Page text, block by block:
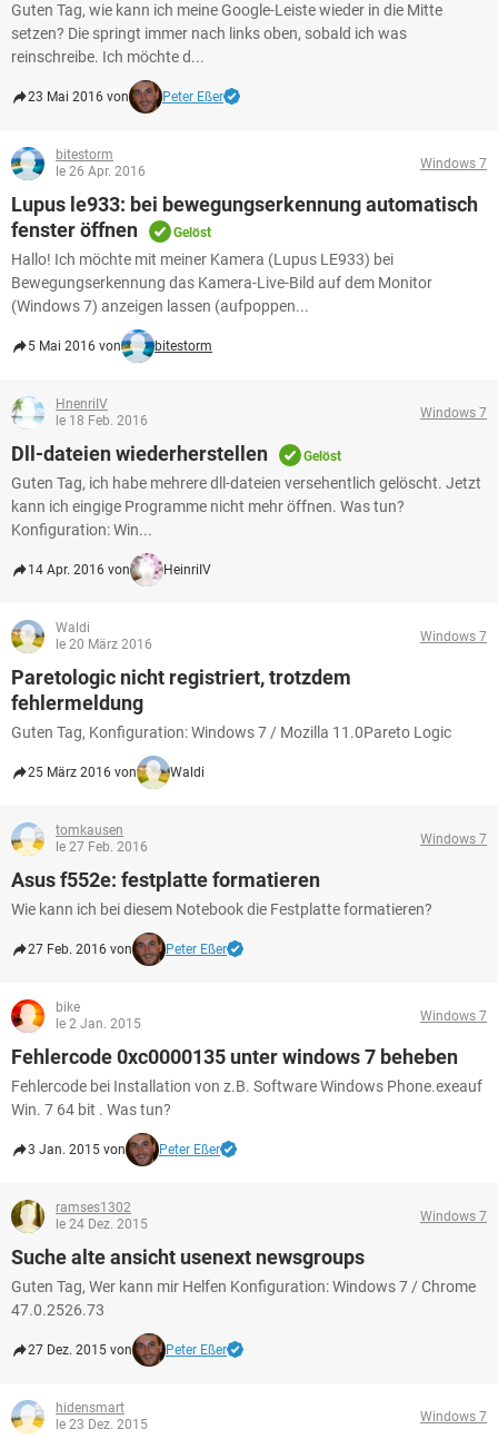
Guten Tag, wie kann ich meine Google-Leiste wieder in die Mitte
setzen? Die springt immer nach links oben, sobald ich was
reinschreibe. Ich möchte d...
23 Mai 2016 von Peter Eßer
bitestorm
le 26 Apr. 2016
Windows 7
Lupus le933: bei bewegungserkennung automatisch
fenster öffnen
Gelöst
Hallo! Ich möchte mit meiner Kamera (Lupus LE933) bei
Bewegungserkennung das Kamera-Live-Bild auf dem Monitor
(Windows 7) anzeigen lassen (aufpoppen...
5 Mai 2016 von bitestorm
HnenriIV
le 18 Feb. 2016
Windows 7
Dll-dateien wiederherstellen Gelöst
Guten Tag, ich habe mehrere dll-dateien versehentlich gelöscht. Jetzt
kann ich eingige Programme nicht mehr öffnen. Was tun?
Konfiguration: Win...
14 Apr. 2016 von HeinriIV
Waldi
le 20 März 2016
Windows 7
Paretologic nicht registriert, trotzdem
fehlermeldung
Guten Tag, Konfiguration: Windows 7 / Mozilla 11.0Pareto Logic
25 März 2016 von Waldi
tomkausen
le 27 Feb. 2016
Windows 7
Asus f552e: festplatte formatieren
Wie kann ich bei diesem Notebook die Festplatte formatieren?
27 Feb. 2016 von Peter Eßer
bike
le 2 Jan. 2015
Windows 7
Fehlercode 0xc0000135 unter windows 7 beheben
Fehlercode bei Installation von z.B. Software Windows Phone.exeauf
Win. 7 64 bit . Was tun?
3 Jan. 2015 von Peter Eßer
ramses1302
le 24 Dez. 2015
Windows 7
Suche alte ansicht usenext newsgroups
Guten Tag, Wer kann mir Helfen Konfiguration: Windows 7 / Chrome
47.0.2526.73
27 Dez. 2015 von Peter Eßer
hidensmart
le 23 Dez. 2015
Windows 7